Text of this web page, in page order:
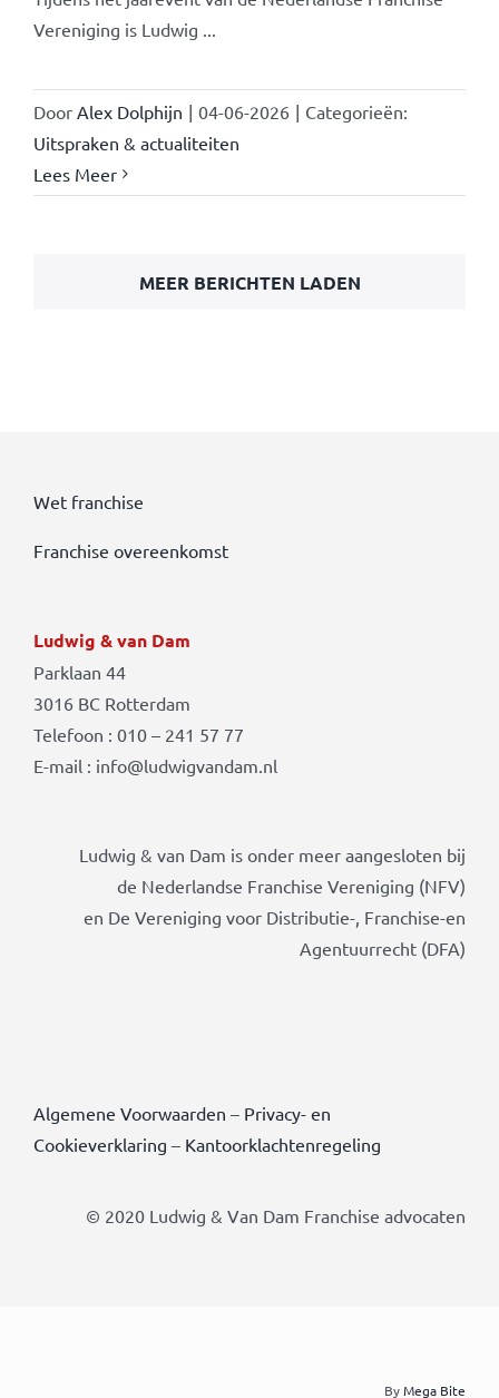
Vereniging is Ludwig ...
Door Alex Dolphijn | 04-06-2026 | Categorieën:
Uitspraken & actualiteiten
Lees Meer
MEER BERICHTEN LADEN
Wet franchise
Franchise overeenkomst
Ludwig & van Dam
Parklaan 44
3016 BC Rotterdam
Telefoon : 010 – 241 57 77
E-mail : info@ludwigvandam.nl
Ludwig & van Dam is onder meer aangesloten bij
de Nederlandse Franchise Vereniging (NFV)
en De Vereniging voor Distributie-, Franchise-en
Agentuurrecht (DFA)
Algemene Voorwaarden – Privacy- en
Cookieverklaring – Kantoorklachtenregeling
© 2020 Ludwig & Van Dam Franchise advocaten
ByMega Bite